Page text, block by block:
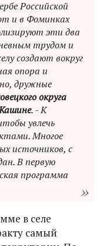
Российской
и в Фоминках
эти два
трудом и
создают вокруг
опора и
дружные
округа
. - К
увлечь
Многое
источников, с
В первую
программа
в селе
самый